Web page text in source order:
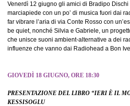
Venerdì 12 giugno gli amici di Bradipo
marciapiede con un po’ di musica fuori dai
far vibrare l’aria di via Conte Rosso con
be quiet, nonché Silvia e Gabriele, un
che unisce suoni ambient-alternative a dei
influenze che vanno dai Radiohead a Bon
GIOVEDÌ 18 GIUGNO, ORE 18:30
PRESENTAZIONE DEL LIBRO “IERI È IL
KESSISOGLU